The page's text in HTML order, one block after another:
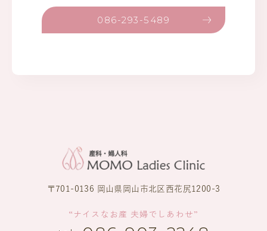
086-293-5489
〒701-0136 岡山県岡山市北区西花尻1200-3
“ナイスなお産 夫婦でしあわせ”